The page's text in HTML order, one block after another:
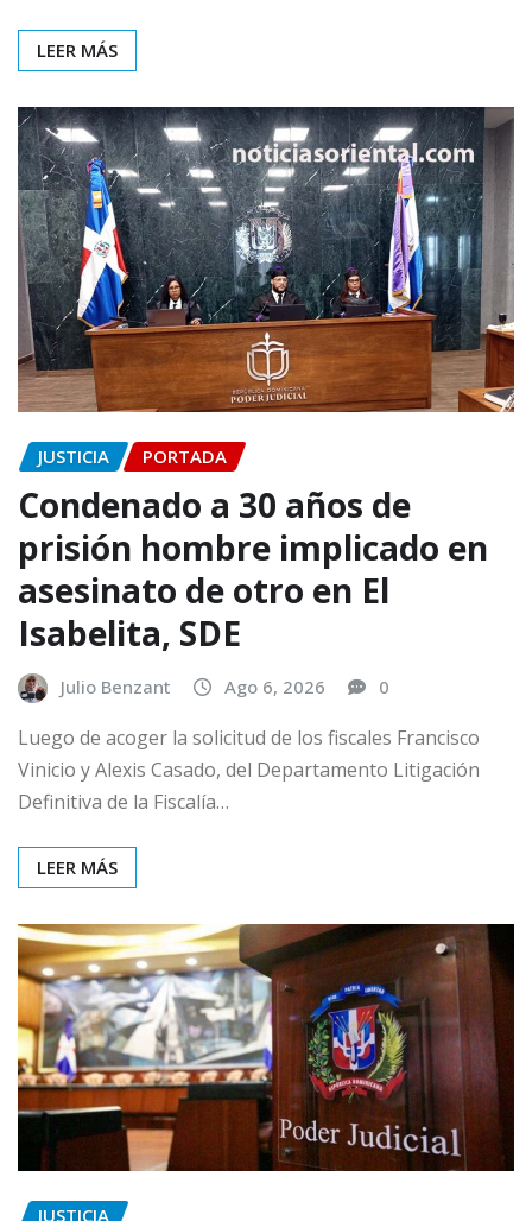
LEER MÁS
JUSTICIA PORTADA
Condenado a 30 años de
prisión hombre implicado en
asesinato de otro en El
Isabelita, SDE
Julio Benzant Ago 6, 2026 0
Luego de acoger la solicitud de los fiscales Francisco
Vinicio y Alexis Casado, del Departamento Litigación
Definitiva de la Fiscalía…
LEER MÁS
JUSTICIA